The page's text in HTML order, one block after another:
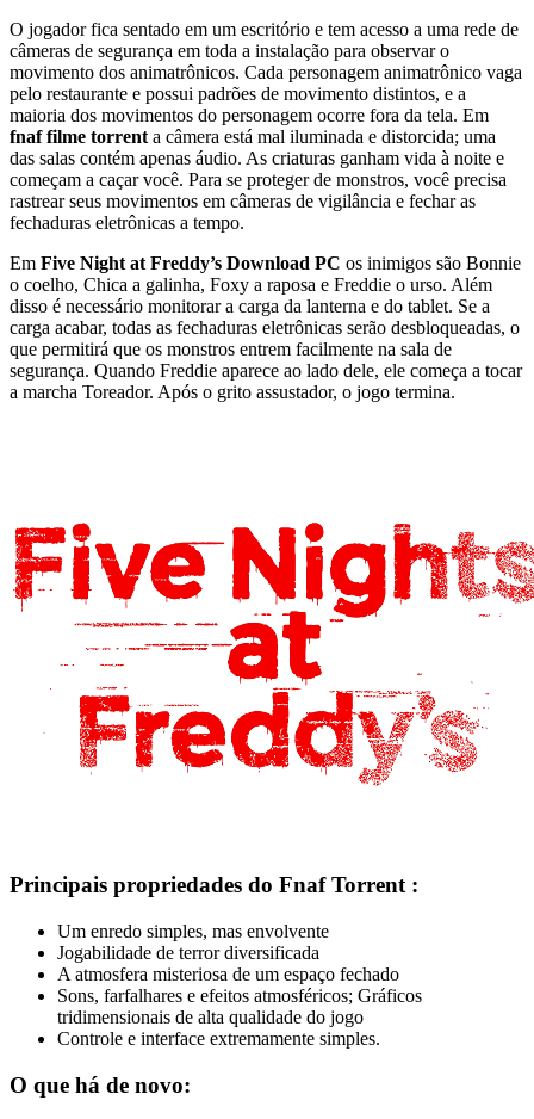
O jogador fica sentado em um escritório e tem acesso a uma rede de
câmeras de segurança em toda a instalação para observar o
movimento dos animatrônicos. Cada personagem animatrônico vaga
pelo restaurante e possui padrões de movimento distintos, e a
maioria dos movimentos do personagem ocorre fora da tela. Em
fnaf filme torrent a câmera está mal iluminada e distorcida; uma
das salas contém apenas áudio. As criaturas ganham vida à noite e
começam a caçar você. Para se proteger de monstros, você precisa
rastrear seus movimentos em câmeras de vigilância e fechar as
fechaduras eletrônicas a tempo.
Em Five Night at Freddy’s Download PC os inimigos são Bonnie
o coelho, Chica a galinha, Foxy a raposa e Freddie o urso. Além
disso é necessário monitorar a carga da lanterna e do tablet. Se a
carga acabar, todas as fechaduras eletrônicas serão desbloqueadas, o
que permitirá que os monstros entrem facilmente na sala de
segurança. Quando Freddie aparece ao lado dele, ele começa a tocar
a marcha Toreador. Após o grito assustador, o jogo termina.
Principais propriedades do Fnaf Torrent :
Um enredo simples, mas envolvente
Jogabilidade de terror diversificada
A atmosfera misteriosa de um espaço fechado
Sons, farfalhares e efeitos atmosféricos; Gráficos
tridimensionais de alta qualidade do jogo
Controle e interface extremamente simples.
O que há de novo: